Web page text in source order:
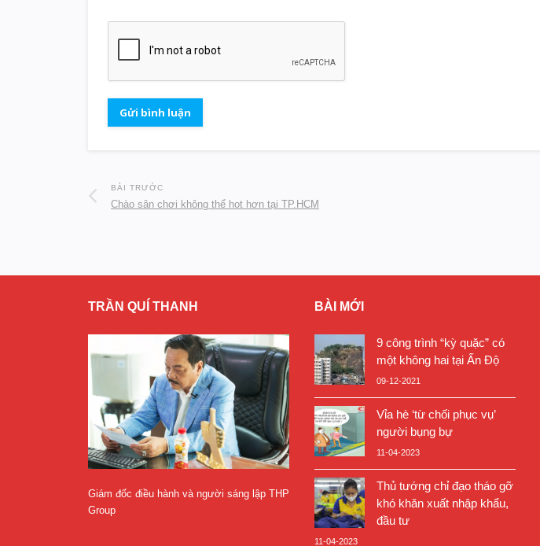
BÀI TRƯỚC
Chào sân chơi không thể hot hơn tại TP.HCM
TRẦN QUÍ THANH
Giám đốc điều hành và người sáng lập THP
Group
BÀI MỚI
9 công trình “kỳ quặc” có
một không hai tại Ấn Độ
09-12-2021
Vỉa hè ‘từ chối phục vụ’
người bụng bự
11-04-2023
Thủ tướng chỉ đạo tháo gỡ
khó khăn xuất nhập khẩu,
đầu tư
11-04-2023